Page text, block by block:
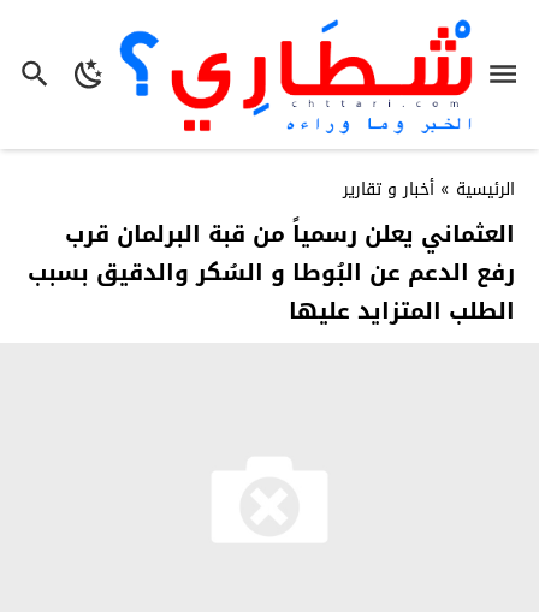
الرئيسية » أخبار و تقارير
العثماني يعلن رسمياً من قبة البرلمان قرب
رفع الدعم عن البُوطا و السُكر والدقيق بسبب
الطلب المتزايد عليها